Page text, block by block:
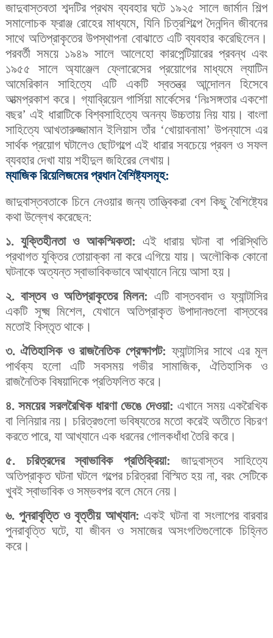
জাদুবাস্তবতা শব্দটির প্রথম ব্যবহার ঘটে ১৯২৫ সালে জার্মান শিল্প
সমালোচক ফ্রাঞ্জ রোহের মাধ্যমে, যিনি চিত্রশিল্পে দৈনন্দিন জীবনের
সাথে অতিপ্রাকৃতের উপস্থাপনা বোঝাতে এটি ব্যবহার করেছিলেন।
পরবর্তী সময়ে ১৯৪৯ সালে আলেহো কারপেন্টিয়ারের প্রবন্ধ এবং
১৯৫৫ সালে অ্যাঞ্জেল ফ্লোরেসের প্রয়োগের মাধ্যমে ল্যাটিন
আমেরিকান সাহিত্যে এটি একটি স্বতন্ত্র আন্দোলন হিসেবে
আত্মপ্রকাশ করে। গ্যাব্রিয়েল গার্সিয়া মার্কেসের ‘নিঃসঙ্গতার একশো
বছর’ এই ধারাটিকে বিশ্বসাহিত্যে অনন্য উচ্চতায় নিয় যায়। বাংলা
সাহিত্যে আখতারুজ্জামান ইলিয়াস তাঁর ‘খোয়াবনামা’ উপন্যাসে এর
সার্থক প্রয়োগ ঘটালেও ছোটগল্পে এই ধারার সবচেয়ে প্রবল ও সফল
ব্যবহার দেখা যায় শহীদুল জহিরের লেখায়।
ম্যাজিক রিয়েলিজমের প্রধান বৈশিষ্ট্যসমূহ:
জাদুবাস্তবতাকে চিনে নেওয়ার জন্য তাত্ত্বিকরা বেশ কিছু বৈশিষ্ট্যের
কথা উল্লেখ করেছেন:
১. যুক্তিহীনতা ও আকস্মিকতা: এই ধারায় ঘটনা বা পরিস্থিতি
প্রথাগত যুক্তির তোয়াক্কা না করে এগিয়ে যায়। অলৌকিক কোনো
ঘটনাকে অত্যন্ত স্বাভাবিকভাবে আখ্যানে নিয়ে আসা হয়।
২. বাস্তব ও অতিপ্রাকৃতের মিলন: এটি বাস্তববাদ ও ফ্যান্টাসির
একটি সূক্ষ্ম মিশেল, যেখানে অতিপ্রাকৃত উপাদানগুলো বাস্তবের
মতোই বিস্তৃত থাকে।
৩. ঐতিহাসিক ও রাজনৈতিক প্রেক্ষাপট: ফ্যান্টাসির সাথে এর মূল
পার্থক্য হলো এটি সবসময় গভীর সামাজিক, ঐতিহাসিক ও
রাজনৈতিক বিষয়াদিকে প্রতিফলিত করে।
৪. সময়ের সরলরৈখিক ধারণা ভেঙে দেওয়া: এখানে সময় একরৈখিক
বা লিনিয়ার নয়। চরিত্রগুলো ভবিষ্যতের মতো করেই অতীতে বিচরণ
করতে পারে, যা আখ্যানে এক ধরনের গোলকধাঁধা তৈরি করে।
৫. চরিত্রদের স্বাভাবিক প্রতিক্রিয়া: জাদুবাস্তব সাহিত্যে
অতিপ্রাকৃত ঘটনা ঘটলে গল্পের চরিত্ররা বিস্মিত হয় না, বরং সেটিকে
খুবই স্বাভাবিক ও সম্ভবপর বলে মেনে নেয়।
৬. পুনরাবৃত্তি ও বৃত্তীয় আখ্যান: একই ঘটনা বা সংলাপের বারবার
পুনরাবৃত্তি ঘটে, যা জীবন ও সমাজের অসংগতিগুলোকে চিহ্নিত
করে।